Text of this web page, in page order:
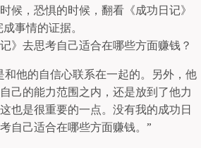
候，恐惧的时候，翻看《成功日记》
事情的证据。
》去思考自己适合在哪些方面赚钱？
和他的自信心联系在一起的。另外，他
己的能力范围之内，还是放到了他力
也是很重要的一点。没有我的成功日
自己适合在哪些方面赚钱。”